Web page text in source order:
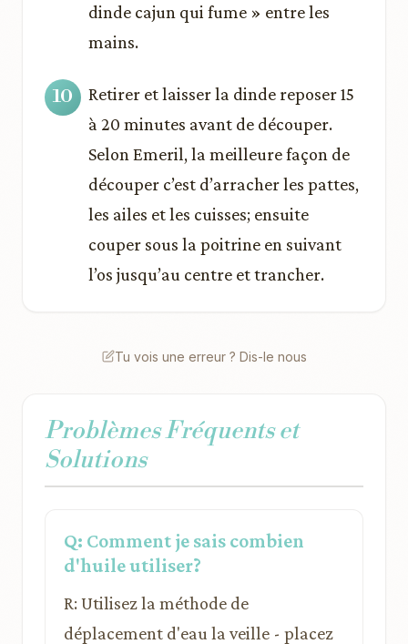
dinde cajun qui fume » entre les
mains.
Retirer et laisser la dinde reposer 15
à 20 minutes avant de découper.
Selon Emeril, la meilleure façon de
découper c’est d’arracher les pattes,
les ailes et les cuisses; ensuite
couper sous la poitrine en suivant
l’os jusqu’au centre et trancher.
Tu vois une erreur ? Dis-le nous
Problèmes Fréquents et
Solutions
Q: Comment je sais combien
d'huile utiliser?
R: Utilisez la méthode de
déplacement d'eau la veille - placez